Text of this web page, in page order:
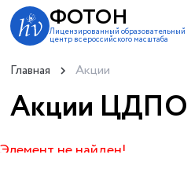
ФОТОН
Лицензированный образовательный
центр всероссийского масштаба
Главная Акции
Акции ЦДПО
Элемент не найден!